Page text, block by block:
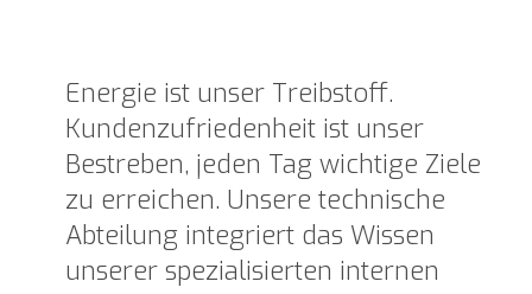
Energie ist unser Treibstoff.
Kundenzufriedenheit ist unser
Bestreben, jeden Tag wichtige Ziele
zu erreichen. Unsere technische
Abteilung integriert das Wissen
unserer spezialisierten internen